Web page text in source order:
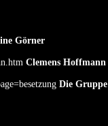
Görner
Clemens Hoffmann
Die Gruppe